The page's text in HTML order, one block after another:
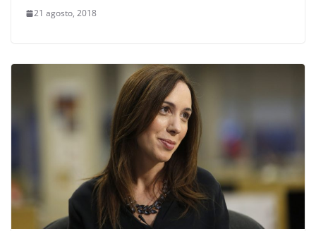
21 agosto, 2018